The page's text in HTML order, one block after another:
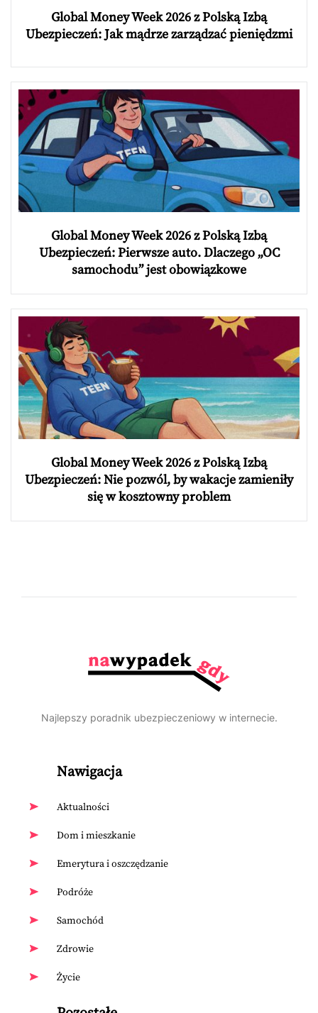
Global Money Week 2026 z Polską Izbą
Ubezpieczeń: Jak mądrze zarządzać pieniędzmi
Global Money Week 2026 z Polską Izbą
Ubezpieczeń: Pierwsze auto. Dlaczego „OC
samochodu” jest obowiązkowe
Global Money Week 2026 z Polską Izbą
Ubezpieczeń: Nie pozwól, by wakacje zamieniły
się w kosztowny problem
Najlepszy poradnik ubezpieczeniowy w internecie.
Nawigacja
Aktualności
Dom i mieszkanie
Emerytura i oszczędzanie
Podróże
Samochód
Zdrowie
Życie